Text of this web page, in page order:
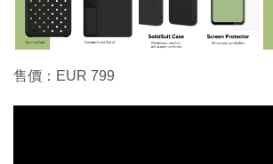
售價：EUR 799